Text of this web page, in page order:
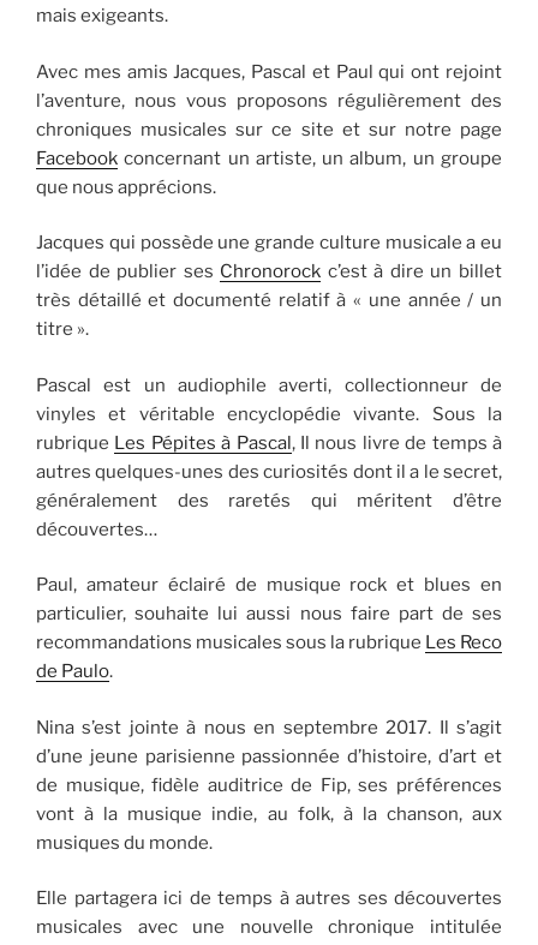
mais exigeants.
Avec mes amis Jacques, Pascal et Paul qui ont rejoint
l’aventure, nous vous proposons régulièrement des
chroniques musicales sur ce site et sur notre page
Facebook concernant un artiste, un album, un groupe
que nous apprécions.
Jacques qui possède une grande culture musicale a eu
l’idée de publier ses Chronorock c’est à dire un billet
très détaillé et documenté relatif à « une année / un
titre ».
Pascal est un audiophile averti, collectionneur de
vinyles et véritable encyclopédie vivante. Sous la
rubrique Les Pépites à Pascal, Il nous livre de temps à
autres quelques-unes des curiosités dont il a le secret,
généralement des raretés qui méritent d’être
découvertes…
Paul, amateur éclairé de musique rock et blues en
particulier, souhaite lui aussi nous faire part de ses
recommandations musicales sous la rubrique Les Reco
de Paulo.
Nina s’est jointe à nous en septembre 2017. Il s’agit
d’une jeune parisienne passionnée d’histoire, d’art et
de musique, fidèle auditrice de Fip, ses préférences
vont à la musique indie, au folk, à la chanson, aux
musiques du monde.
Elle partagera ici de temps à autres ses découvertes
musicales avec une nouvelle chronique intitulée